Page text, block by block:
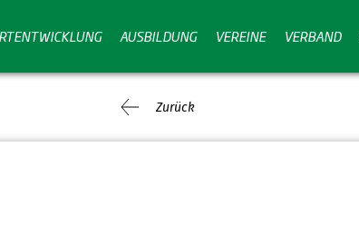
AUSBILDUNG VEREINE VERBAND
Zurück